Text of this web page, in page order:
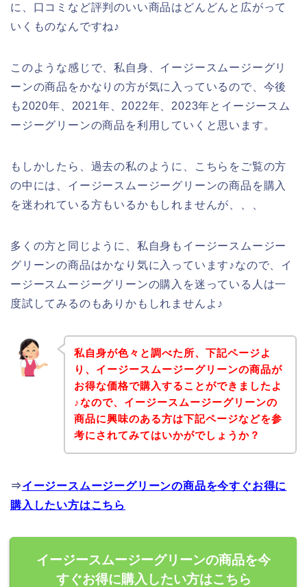
に、口コミなど評判のいい商品はどんどんと広がって
いくものなんですね♪
このような感じで、私自身、イージースムージーグリ
ーンの商品をかなりの方が気に入っているので、今後
も2020年、2021年、2022年、2023年とイージースム
ージーグリーンの商品を利用していくと思います。
もしかしたら、過去の私のように、こちらをご覧の方
の中には、イージースムージーグリーンの商品を購入
を迷われている方もいるかもしれませんが、、、
多くの方と同じように、私自身もイージースムージー
グリーンの商品はかなり気に入っています♪なので、イ
ージースムージーグリーンの購入を迷っている人は一
度試してみるのもありかもしれませんよ♪
私自身が色々と調べた所、下記ページよ
り、イージースムージーグリーンの商品が
お得な価格で購入することができましたよ
♪なので、イージースムージーグリーンの
商品に興味のある方は下記ページなどを参
考にされてみてはいかがでしょうか？
⇒イージースムージーグリーンの商品を今すぐお得に
購入したい方はこちら
イージースムージーグリーンの商品を今
すぐお得に購入したい方はこちら